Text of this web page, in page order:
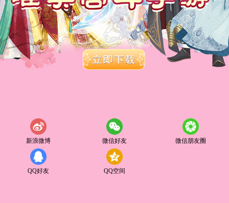
新浪微博 微信好友 微信朋友圈
QQ好友 QQ空间